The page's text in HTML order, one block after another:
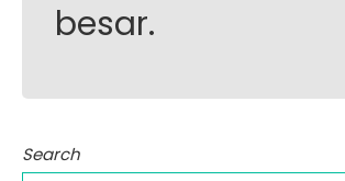
besar.
Search